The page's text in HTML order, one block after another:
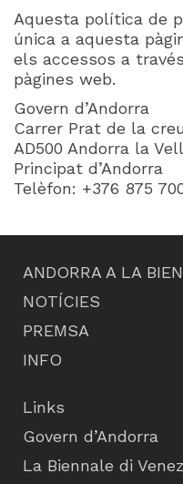
Aquesta política de
única a aquesta
els accessos a
pàgines web.
Govern d’Andorra
Carrer Prat de la
AD500 Andorra la
Principat d’Andorra
Telèfon: +376 875
ANDORRA A LA
NOTÍCIES
PREMSA
INFO
Links
Govern d’Andorra
La Biennale di